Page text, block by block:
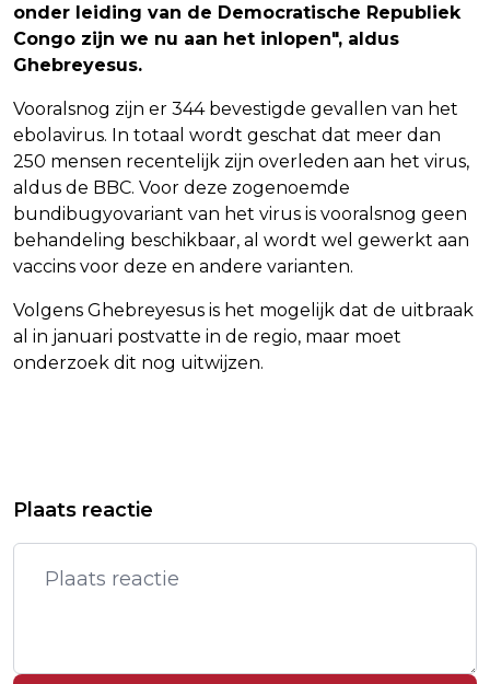
onder leiding van de Democratische Republiek
Congo zijn we nu aan het inlopen", aldus
Ghebreyesus.
Vooralsnog zijn er 344 bevestigde gevallen van het
ebolavirus. In totaal wordt geschat dat meer dan
250 mensen recentelijk zijn overleden aan het virus,
aldus de BBC. Voor deze zogenoemde
bundibugyovariant van het virus is vooralsnog geen
behandeling beschikbaar, al wordt wel gewerkt aan
vaccins voor deze en andere varianten.
Volgens Ghebreyesus is het mogelijk dat de uitbraak
al in januari postvatte in de regio, maar moet
onderzoek dit nog uitwijzen.
OVERLEDEN
RECHTBANK DOET LATER WOENSDAG
UITSPRAAK OVER OPTREDEN RAPPER
YE
Plaats reactie